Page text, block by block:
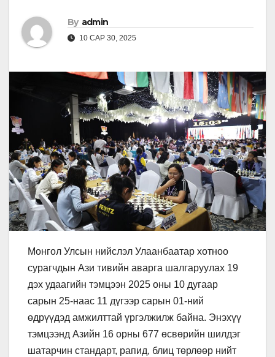
By admin
10 САР 30, 2025
Монгол Улсын нийслэл Улаанбаатар хотноо
сурагчдын Ази тивийн аварга шалгаруулах 19
дэх удаагийн тэмцээн 2025 оны 10 дугаар
сарын 25-наас 11 дүгээр сарын 01-ний
өдрүүдэд амжилттай үргэлжилж байна. Энэхүү
тэмцээнд Азийн 16 орны 677 өсвөрийн шилдэг
шатарчин стандарт, рапид, блиц төрлөөр нийт